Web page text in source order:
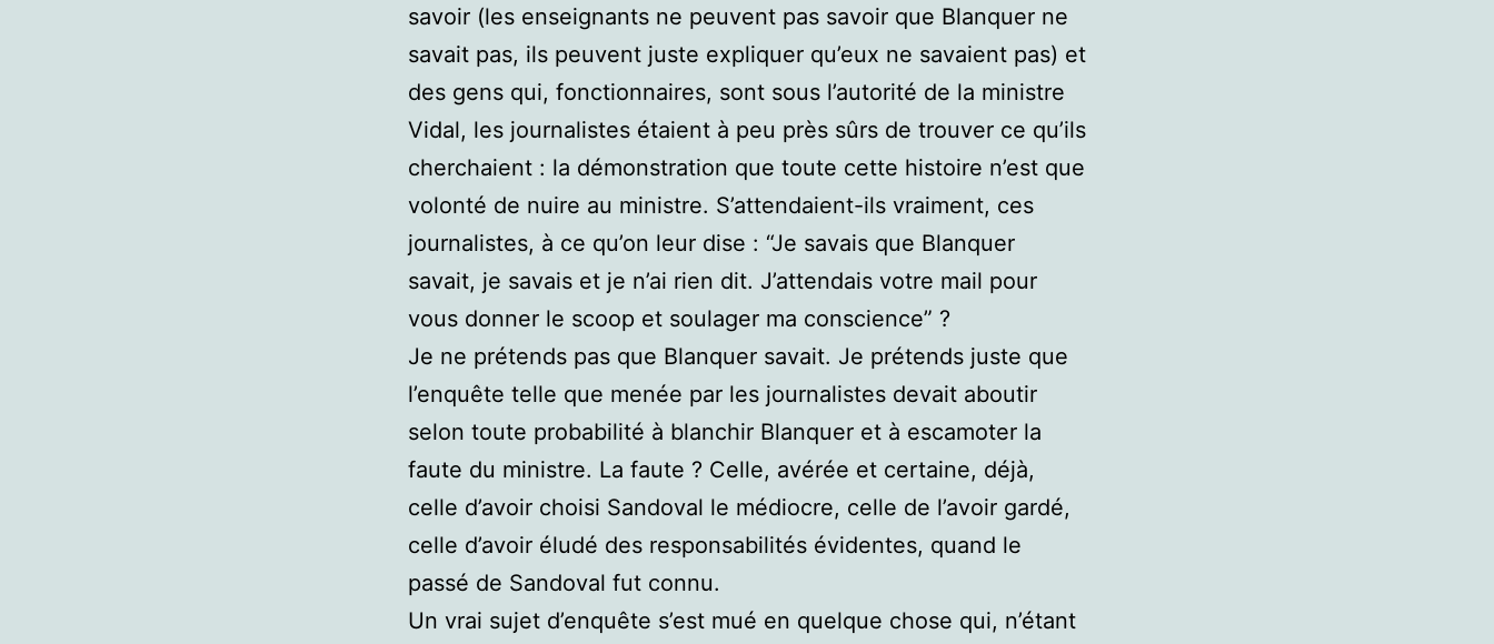
savoir (les enseignants ne peuvent pas savoir que Blanquer ne
savait pas, ils peuvent juste expliquer qu’eux ne savaient pas) et
des gens qui, fonctionnaires, sont sous l’autorité de la ministre
Vidal, les journalistes étaient à peu près sûrs de trouver ce qu’ils
cherchaient : la démonstration que toute cette histoire n’est que
volonté de nuire au ministre. S’attendaient-ils vraiment, ces
journalistes, à ce qu’on leur dise : “Je savais que Blanquer
savait, je savais et je n’ai rien dit. J’attendais votre mail pour
vous donner le scoop et soulager ma conscience” ?
Je ne prétends pas que Blanquer savait. Je prétends juste que
l’enquête telle que menée par les journalistes devait aboutir
selon toute probabilité à blanchir Blanquer et à escamoter la
faute du ministre. La faute ? Celle, avérée et certaine, déjà,
celle d’avoir choisi Sandoval le médiocre, celle de l’avoir gardé,
celle d’avoir éludé des responsabilités évidentes, quand le
passé de Sandoval fut connu.
Un vrai sujet d’enquête s’est mué en quelque chose qui, n’étant